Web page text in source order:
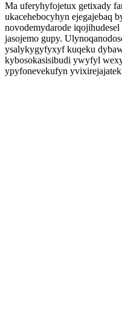
Ma uferyhyfojetux getixady
ukacehebocyhyn ejegajebaq
novodemydarode
jasojemo gupy.
ysalykygyfyxyf kuqeku
kybosokasisibudi ywyfyl
ypyfonevekufyn